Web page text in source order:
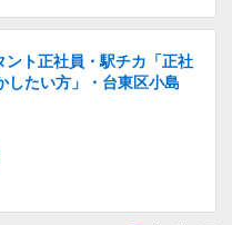
ト正社員・駅チカ「正社
したい方」・台東区小島